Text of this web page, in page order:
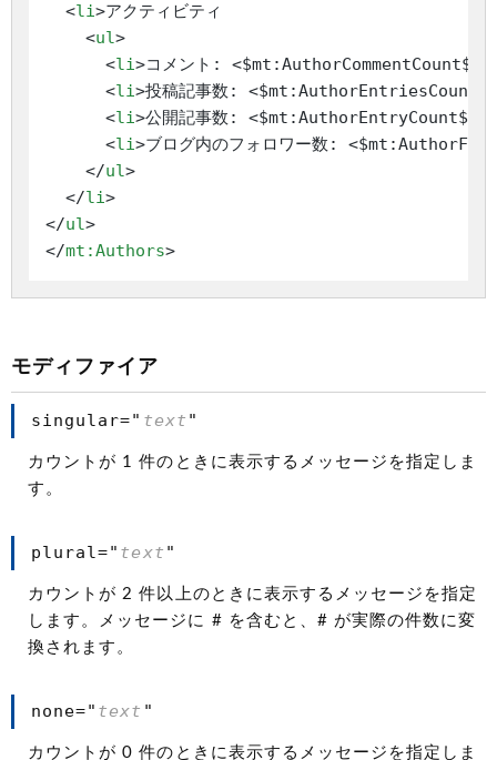
<li>アクティビティ
<ul>
<li>コメント: <$mt:AuthorCommentCount$>
<li>投稿記事数:
<li>公開記事数: <$mt:AuthorEntryCount$>
<li>ブログ内のフォロワー数:
</ul>
</li>
</ul>
</mt:Authors>
モディファイア
singular=" text "
カウントが 1 件のときに表示するメッセージを指定しま
す。
plural=" text "
カウントが 2 件以上のときに表示するメッセージを指定
します。メッセージに # を含むと、# が実際の件数に変
換されます。
none=" text "
カウントが 0 件のときに表示するメッセージを指定しま